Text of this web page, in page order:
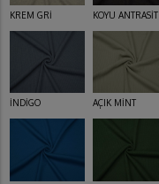
KREM GRİ KOYU ANTRASİT
İNDİGO AÇIK MİNT